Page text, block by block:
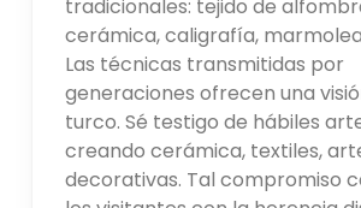
tradicionales: tejido de
cerámica, caligrafía,
Las técnicas transmitidas por
generaciones ofrecen una
turco. Sé testigo de hábiles
creando cerámica, textiles,
decorativas. Tal compromiso